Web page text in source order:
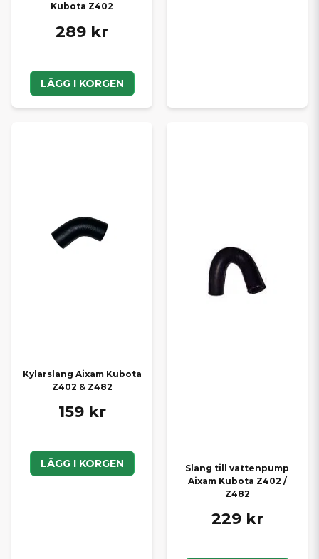
Kubota Z402
289 kr
LÄGG I KORGEN
Kylarslang Aixam Kubota
Z402 & Z482
159 kr
LÄGG I KORGEN
Slang till vattenpump
Aixam Kubota Z402 /
Z482
229 kr